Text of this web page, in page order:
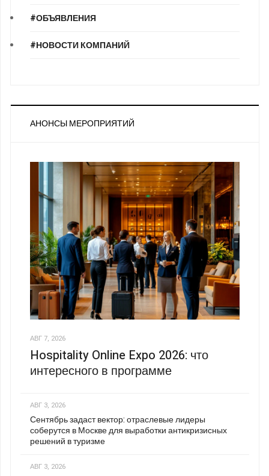
#ОБЪЯВЛЕНИЯ
#НОВОСТИ КОМПАНИЙ
АНОНСЫ МЕРОПРИЯТИЙ
АВГ 7, 2026
Hospitality Online Expo 2026: что
интересного в программе
АВГ 3, 2026
Сентябрь задаст вектор: отраслевые лидеры
соберутся в Москве для выработки антикризисных
решений в туризме
АВГ 3, 2026